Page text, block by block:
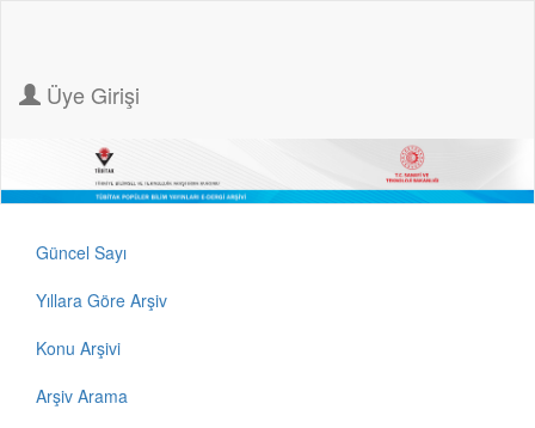
Üye Girişi
Güncel Sayı
Yıllara Göre Arşiv
Konu Arşivi
Arşiv Arama